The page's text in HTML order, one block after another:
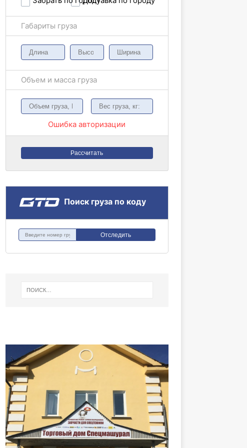
Габариты груза
Объем и масса груза
Ошибка авторизации
Рассчитать
Поиск груза по коду
Отследить